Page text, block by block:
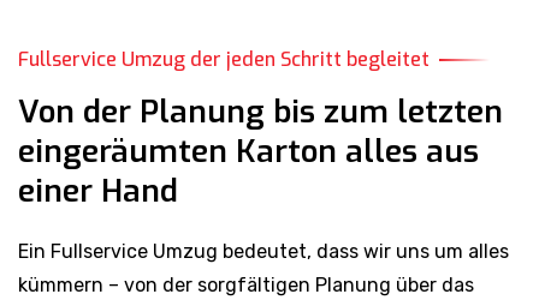
Fullservice Umzug der jeden Schritt begleitet
Von der Planung bis zum letzten
eingeräumten Karton alles aus
einer Hand
Ein Fullservice Umzug bedeutet, dass wir uns um alles
kümmern – von der sorgfältigen Planung über das